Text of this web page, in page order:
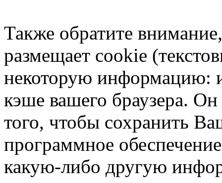
Также обратите
размещает cookie
некоторую информацию:
кэше вашего браузера.
того, чтобы сохранить
программное
какую-либо другую